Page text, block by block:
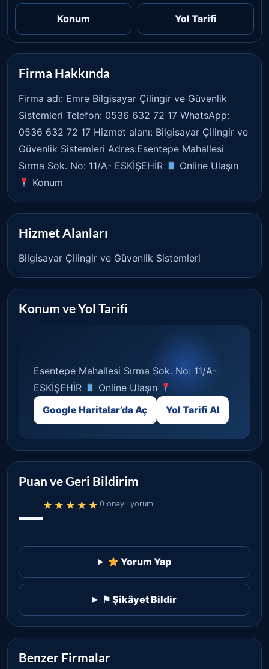
Konum Yol Tarifi
Firma Hakkında
Firma adı: Emre Bilgisayar Çilingir ve Güvenlik
Sistemleri Telefon: 0536 632 72 17 WhatsApp:
0536 632 72 17 Hizmet alanı: Bilgisayar Çilingir ve
Güvenlik Sistemleri Adres:Esentepe Mahallesi
Sırma Sok. No: 11/A- ESKİŞEHİR
Online Ulaşın
Konum
Hizmet Alanları
Bilgisayar Çilingir ve Güvenlik Sistemleri
Konum ve Yol Tarifi
Esentepe Mahallesi Sırma Sok. No: 11/A-
ESKİŞEHİR
Online Ulaşın
Google Haritalar’da Aç
Yol Tarifi Al
Puan ve Geri Bildirim
—★★★★★ 0 onaylı yorum
Yorum Yap
⚑ Şikâyet Bildir
Benzer Firmalar